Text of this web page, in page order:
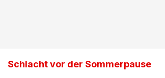
Schlacht vor der Sommerpause